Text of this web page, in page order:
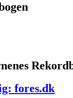
fores.dk